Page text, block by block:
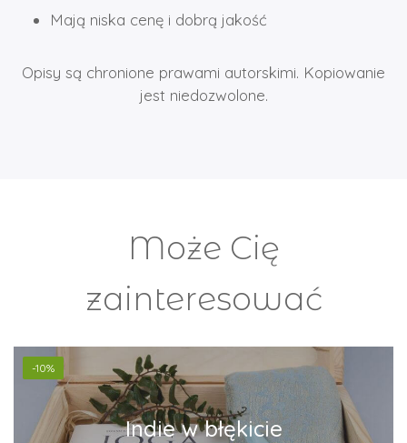
Mają niska cenę i dobrą jakość
Opisy są chronione prawami autorskimi. Kopiowanie
jest niedozwolone.
Może Cię
zainteresować
-10%
Indie w błękicie